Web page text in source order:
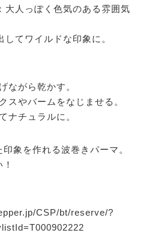
大人っぽく色気のある雰囲気
てワイルドな印象に。
ながら乾かす。
スやバームをなじませる。
ナチュラルに。
象を作れる波巻きパーマ。
CSP/bt/reserve/?